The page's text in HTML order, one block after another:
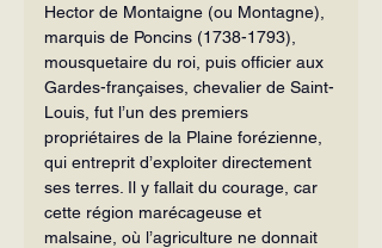
Hector de Montaigne (ou Montagne),
marquis de Poncins (1738-1793),
mousquetaire du roi, puis officier aux
Gardes-françaises, chevalier de Saint-
Louis, fut l’un des premiers
propriétaires de la Plaine forézienne,
qui entreprit d’exploiter directement
ses terres. Il y fallait du courage, car
cette région marécageuse et
malsaine, où l’agriculture ne donnait